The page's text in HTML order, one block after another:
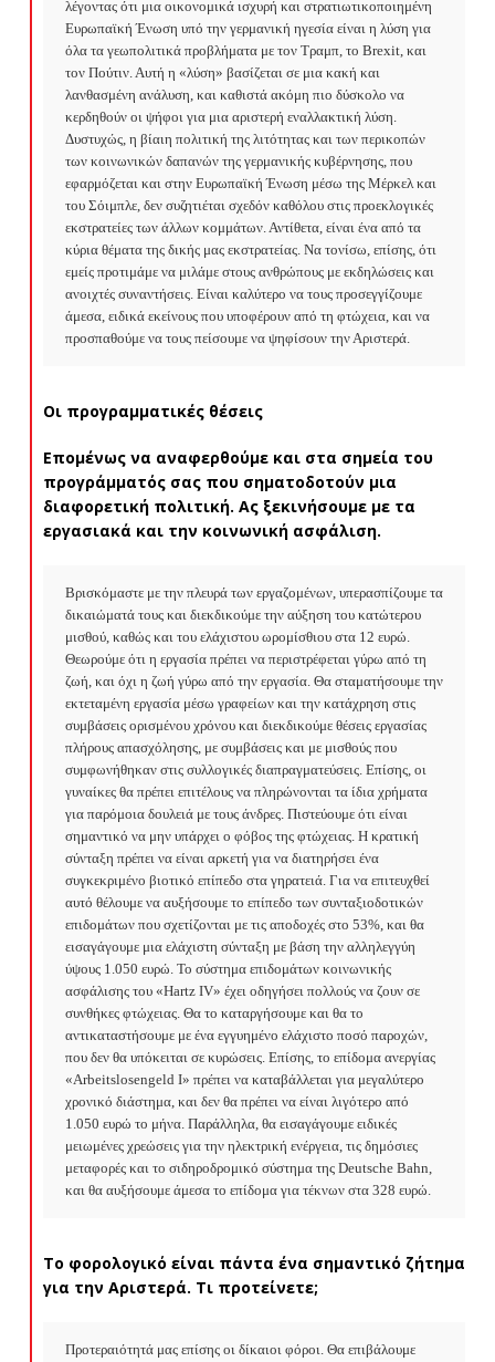
λέγοντας ότι μια οικονομικά ισχυρή και στρατιωτικοποιημένη
Ευρωπαϊκή Ένωση υπό την γερμανική ηγεσία είναι η λύση για
όλα τα γεωπολιτικά προβλήματα με τον Τραμπ, το Brexit, και
τον Πούτιν. Αυτή η «λύση» βασίζεται σε μια κακή και
λανθασμένη ανάλυση, και καθιστά ακόμη πιο δύσκολο να
κερδηθούν οι ψήφοι για μια αριστερή εναλλακτική λύση.
Δυστυχώς, η βίαιη πολιτική της λιτότητας και των περικοπών
των κοινωνικών δαπανών της γερμανικής κυβέρνησης, που
εφαρμόζεται και στην Ευρωπαϊκή Ένωση μέσω της Μέρκελ και
του Σόιμπλε, δεν συζητιέται σχεδόν καθόλου στις προεκλογικές
εκστρατείες των άλλων κομμάτων. Αντίθετα, είναι ένα από τα
κύρια θέματα της δικής μας εκστρατείας. Να τονίσω, επίσης, ότι
εμείς προτιμάμε να μιλάμε στους ανθρώπους με εκδηλώσεις και
ανοιχτές συναντήσεις. Είναι καλύτερο να τους προσεγγίζουμε
άμεσα, ειδικά εκείνους που υποφέρουν από τη φτώχεια, και να
προσπαθούμε να τους πείσουμε να ψηφίσουν την Αριστερά.
Οι προγραμματικές θέσεις
Επομένως να αναφερθούμε και στα σημεία του
προγράμματός σας που σηματοδοτούν μια
διαφορετική πολιτική. Ας ξεκινήσουμε με τα
εργασιακά και την κοινωνική ασφάλιση.
Βρισκόμαστε με την πλευρά των εργαζομένων, υπερασπίζουμε τα
δικαιώματά τους και διεκδικούμε την αύξηση του κατώτερου
μισθού, καθώς και του ελάχιστου ωρομίσθιου στα 12 ευρώ.
Θεωρούμε ότι η εργασία πρέπει να περιστρέφεται γύρω από τη
ζωή, και όχι η ζωή γύρω από την εργασία. Θα σταματήσουμε την
εκτεταμένη εργασία μέσω γραφείων και την κατάχρηση στις
συμβάσεις ορισμένου χρόνου και διεκδικούμε θέσεις εργασίας
πλήρους απασχόλησης, με συμβάσεις και με μισθούς που
συμφωνήθηκαν στις συλλογικές διαπραγματεύσεις. Επίσης, οι
γυναίκες θα πρέπει επιτέλους να πληρώνονται τα ίδια χρήματα
για παρόμοια δουλειά με τους άνδρες. Πιστεύουμε ότι είναι
σημαντικό να μην υπάρχει ο φόβος της φτώχειας. Η κρατική
σύνταξη πρέπει να είναι αρκετή για να διατηρήσει ένα
συγκεκριμένο βιοτικό επίπεδο στα γηρατειά. Για να επιτευχθεί
αυτό θέλουμε να αυξήσουμε το επίπεδο των συνταξιοδοτικών
επιδομάτων που σχετίζονται με τις αποδοχές στο 53%, και θα
εισαγάγουμε μια ελάχιστη σύνταξη με βάση την αλληλεγγύη
ύψους 1.050 ευρώ. Το σύστημα επιδομάτων κοινωνικής
ασφάλισης του «Hartz IV» έχει οδηγήσει πολλούς να ζουν σε
συνθήκες φτώχειας. Θα το καταργήσουμε και θα το
αντικαταστήσουμε με ένα εγγυημένο ελάχιστο ποσό παροχών,
που δεν θα υπόκειται σε κυρώσεις. Επίσης, το επίδομα ανεργίας
«Arbeitslosengeld I» πρέπει να καταβάλλεται για μεγαλύτερο
χρονικό διάστημα, και δεν θα πρέπει να είναι λιγότερο από
1.050 ευρώ το μήνα. Παράλληλα, θα εισαγάγουμε ειδικές
μειωμένες χρεώσεις για την ηλεκτρική ενέργεια, τις δημόσιες
μεταφορές και το σιδηροδρομικό σύστημα της Deutsche Bahn,
και θα αυξήσουμε άμεσα το επίδομα για τέκνων στα 328 ευρώ.
Το φορολογικό είναι πάντα ένα σημαντικό ζήτημα
για την Αριστερά. Τι προτείνετε;
Προτεραιότητά μας επίσης οι δίκαιοι φόροι. Θα επιβάλουμε